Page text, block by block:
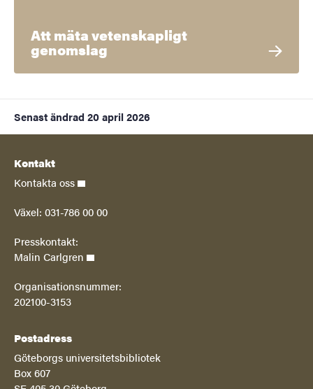
Att mäta vetenskapligt
genomslag
Senast ändrad 20 april 2026
Kontakt
Kontakta oss
Växel: 031-786 00 00
Presskontakt:
Malin Carlgren
Organisationsnummer:
202100-3153
Postadress
Göteborgs universitetsbibliotek
Box 607